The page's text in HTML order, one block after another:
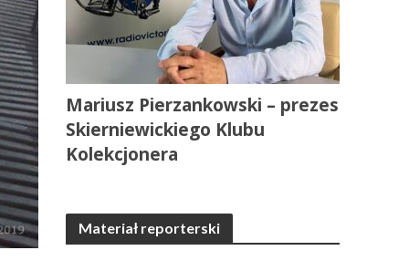
Mariusz Pierzankowski – prezes
Skierniewickiego Klubu
Kolekcjonera
Materiał reporterski